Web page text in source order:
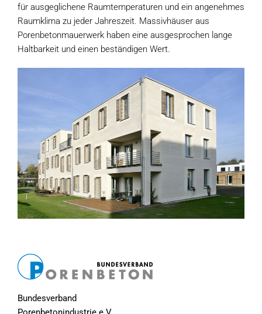
für ausgeglichene Raumtemperaturen und ein angenehmes
Raumklima zu jeder Jahreszeit. Massivhäuser aus
Porenbetonmauerwerk haben eine ausgesprochen lange
Haltbarkeit und einen beständigen Wert.
Bundesverband